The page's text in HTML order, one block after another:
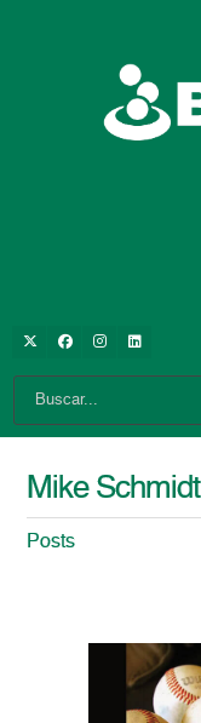
Mike Schmidt
Posts